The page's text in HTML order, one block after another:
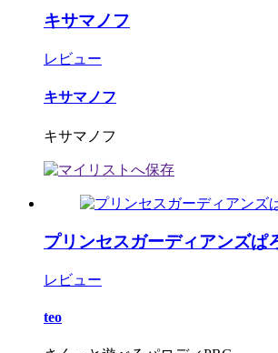
キサマノフ
レビュー
キサマノフ
キサマノフ
プリンセスガーディアンズぱ
レビュー
teo